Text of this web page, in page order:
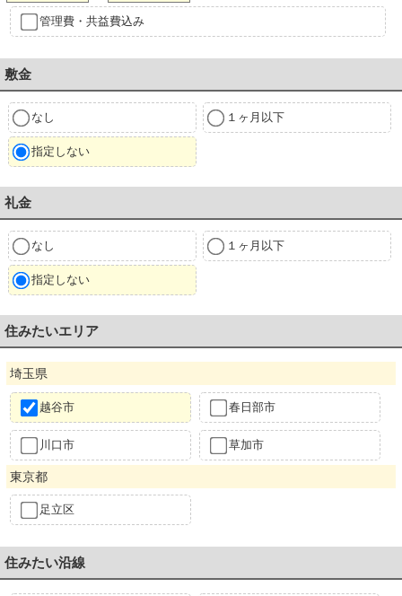
管理費・共益費込み
敷金
なし １ヶ月以下
指定しない
礼金
なし １ヶ月以下
指定しない
住みたいエリア
埼玉県
越谷市 春日部市
川口市 草加市
東京都
足立区
住みたい沿線